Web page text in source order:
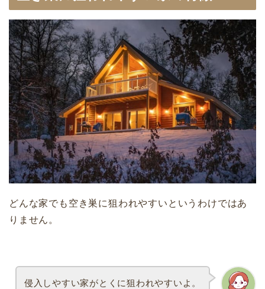
どんな家でも空き巣に狙われやすいというわけではあ
りません。
侵入しやすい家がとくに狙われやすいよ。